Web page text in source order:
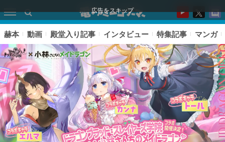
広告をスキップ
赫本 動画 殿堂入り記事 インタビュー 特集記事 マンガ